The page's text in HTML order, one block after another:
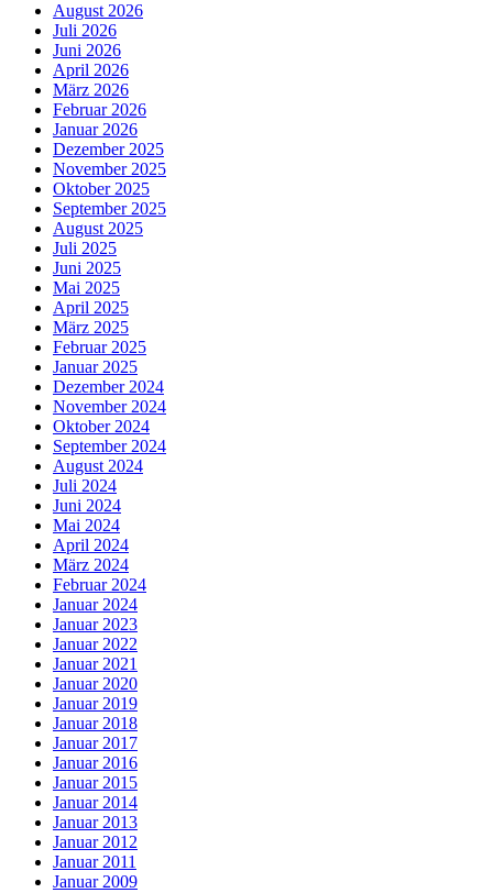
August 2026
Juli 2026
Juni 2026
April 2026
März 2026
Februar 2026
Januar 2026
Dezember 2025
November 2025
Oktober 2025
September 2025
August 2025
Juli 2025
Juni 2025
Mai 2025
April 2025
März 2025
Februar 2025
Januar 2025
Dezember 2024
November 2024
Oktober 2024
September 2024
August 2024
Juli 2024
Juni 2024
Mai 2024
April 2024
März 2024
Februar 2024
Januar 2024
Januar 2023
Januar 2022
Januar 2021
Januar 2020
Januar 2019
Januar 2018
Januar 2017
Januar 2016
Januar 2015
Januar 2014
Januar 2013
Januar 2012
Januar 2011
Januar 2009